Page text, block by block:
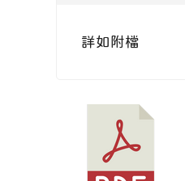
詳如附檔